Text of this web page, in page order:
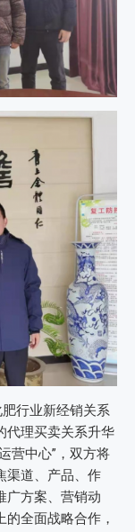
行业新经销关系
代理买卖关系升华
营中心”，双方将
渠道、产品、作
广方案、营销动
全面战略合作，